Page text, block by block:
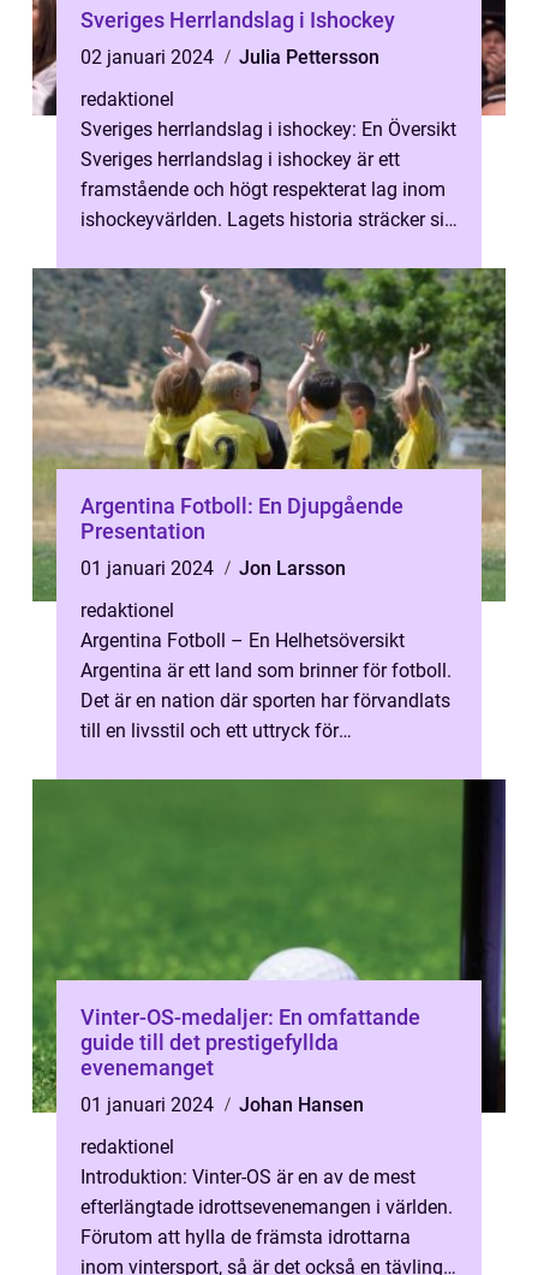
Sveriges Herrlandslag i Ishockey
02 januari 2024
Julia Pettersson
redaktionel
Sveriges herrlandslag i ishockey: En Översikt
Sveriges herrlandslag i ishockey är ett
framstående och högt respekterat lag inom
ishockeyvärlden. Lagets historia sträcker sig
Argentina Fotboll: En Djupgående
Presentation
01 januari 2024
Jon Larsson
redaktionel
Argentina Fotboll – En Helhetsöversikt
Argentina är ett land som brinner för fotboll.
Det är en nation där sporten har förvandlats
till en livsstil och ett uttryck för
Vinter-OS-medaljer: En omfattande
guide till det prestigefyllda
evenemanget
01 januari 2024
Johan Hansen
redaktionel
Introduktion: Vinter-OS är en av de mest
efterlängtade idrottsevenemangen i världen.
Förutom att hylla de främsta idrottarna
inom vintersport, så är det också en tävling